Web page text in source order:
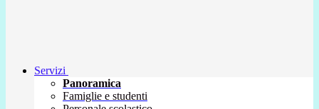
Servizi
Panoramica
Famiglie e studenti